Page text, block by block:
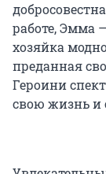
работе, Эмма
хозяйка
преданная
Героини
свою жизнь и